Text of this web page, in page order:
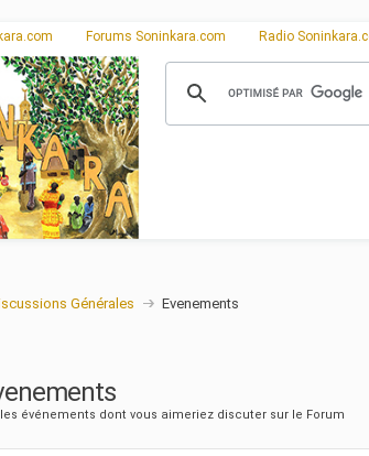
Forums Soninkara.com Radio
Générales Evenements
événements dont vous aimeriez discuter sur le Forum